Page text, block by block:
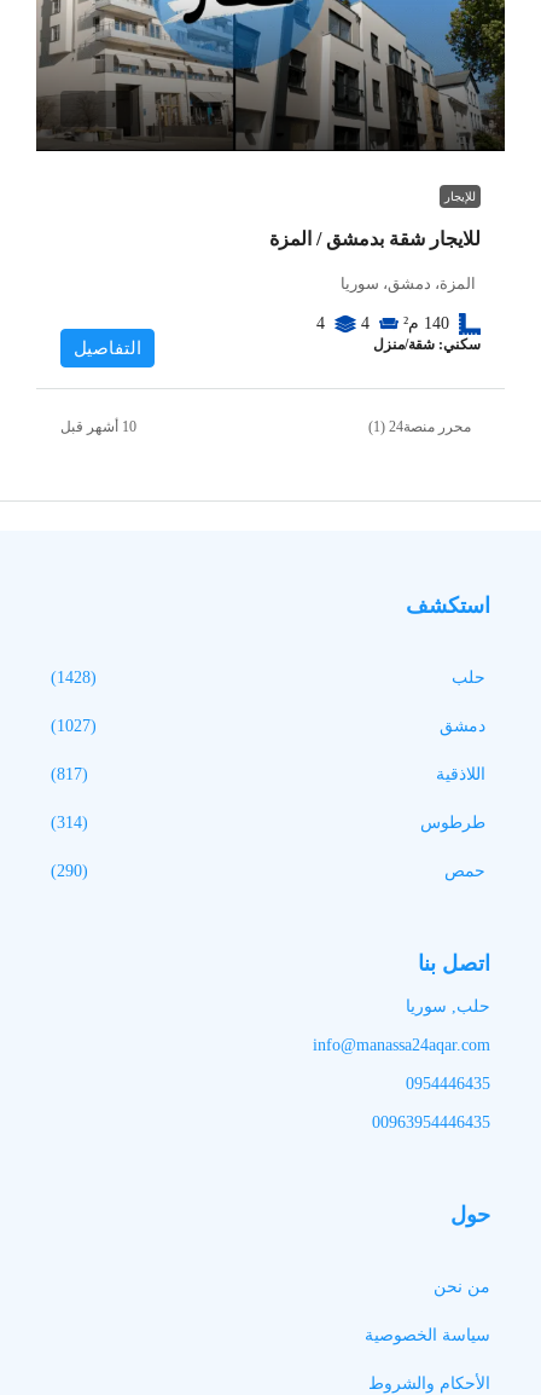
للإيجار
للايجار شقة بدمشق / المزة
المزة، دمشق، سوريا
140 م² 4
4
سكني: شقة/منزل التفاصيل
محرر منصة24 (1)
استكشف
حلب (1428)
دمشق (1027)
اللاذقية (817)
طرطوس (314)
حمص (290)
اتصل بنا
حلب, سوريا
info@manassa24aqar.com
0954446435
00963954446435
حول
من نحن
سياسة الخصوصية
الأحكام والشروط